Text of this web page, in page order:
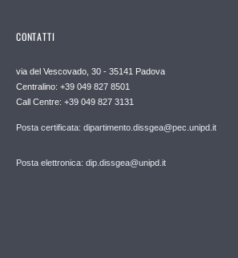
CONTATTI
via del Vescovado, 30 - 35141 Padova
Centralino: +39 049 827 8501
Call Centre: +39 049 827 3131
Posta certificata: dipartimento.dissgea@pec.unipd.it
Posta elettronica: dip.dissgea@unipd.it